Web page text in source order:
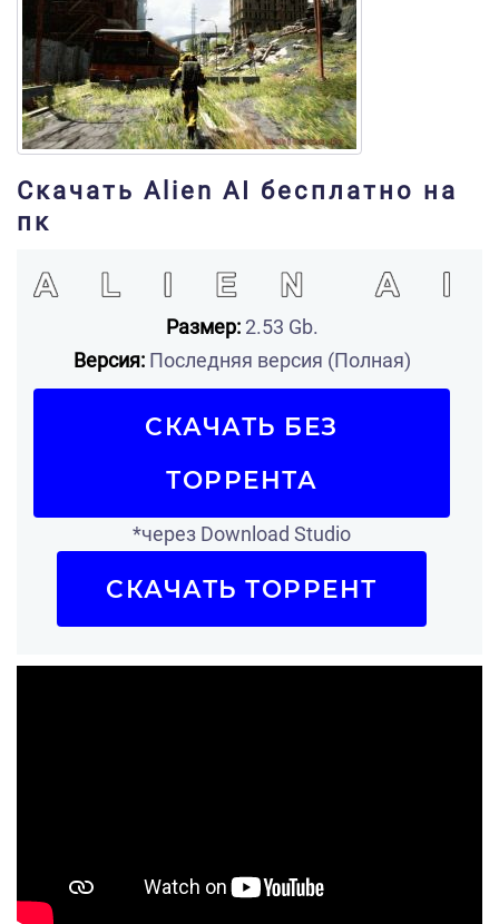
Скачать Alien AI бесплатно на
пк
Размер:2.53 Gb.
Версия:Последняя версия (Полная)
СКАЧАТЬ БЕЗ
ТОРРЕНТА
*через Download Studio
СКАЧАТЬ ТОРРЕНТ